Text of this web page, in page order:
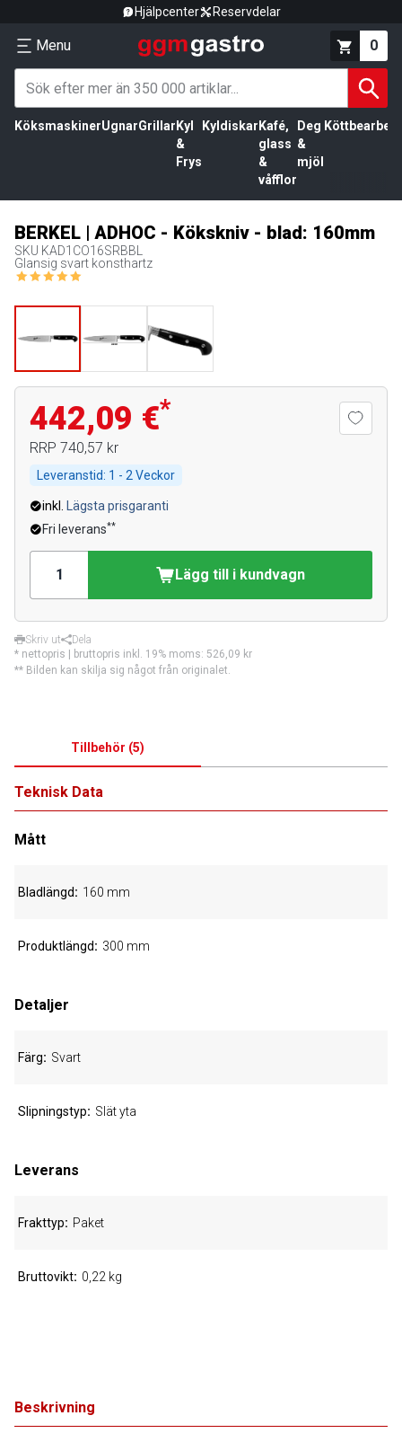
Hjälpcenter Reservdelar
Menu 0
KöksmaskinerUgnarGrillar Kyl
&
Frys
Kyldiskar Kafé,
glass
&
våfflor
Deg
&
mjöl
BERKEL | ADHOC - Kökskniv - blad: 160mm
SKU KAD1CO16SRBBL
Glansig svart konsthartz
442,09 €*
RRP 740,57 kr
Leveranstid: 1 - 2 Veckor
inkl.
Lägsta prisgaranti
Fri leverans**
Lägg till i kundvagn
Skriv ut
Dela
* nettopris | bruttopris inkl. 19% moms: 526,09 kr
** Bilden kan skilja sig något från originalet.
Tillbehör (5)
Beskrivning
Teknisk Data
Mått
Bladlängd 160 mm
Produktlängd 300 mm
Detaljer
Färg Svart
Slipningstyp Slät yta
Leverans
Frakttyp Paket
Bruttovikt 0,22 kg